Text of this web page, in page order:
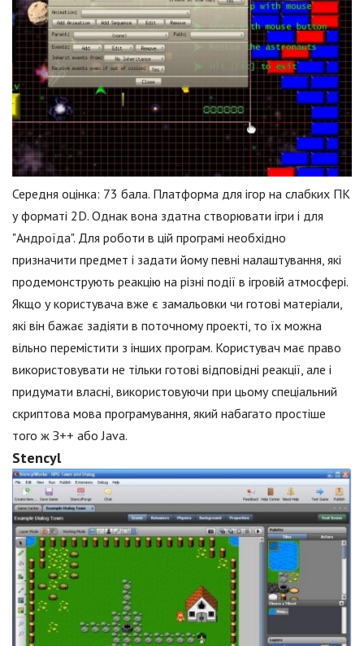
Середня оцінка: 73 бала. Платформа для ігор на слабких ПК
у форматі 2D. Однак вона здатна створювати ігри і для
"Андроїда". Для роботи в цій програмі необхідно
призначити предмет і задати йому певні налаштування, які
продемонструють реакцію на різні події в ігровій атмосфері.
Якщо у користувача вже є замальовки чи готові матеріали,
які він бажає задіяти в поточному проекті, то їх можна
вільно перемістити з інших програм. Користувач має право
використовувати не тільки готові відповідні реакції, але і
придумати власні, використовуючи при цьому спеціальний
скриптова мова програмування, який набагато простіше
того ж З++ або Java.
Stencyl